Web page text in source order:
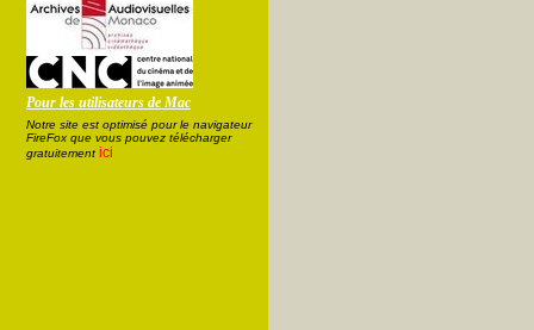
Pour les utilisateurs de Mac
Notre site est optimisé pour le navigateur
FireFox que vous pouvez télécharger
gratuitement ici